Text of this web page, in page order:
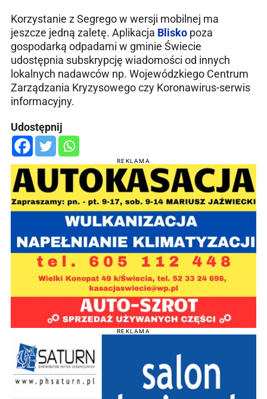
Korzystanie z Segrego w wersji mobilnej ma
jeszcze jedną zaletę. Aplikacja Blisko poza
gospodarką odpadami w gminie Świecie
udostępnia subskrypcję wiadomości od innych
lokalnych nadawców np. Wojewódzkiego Centrum
Zarządzania Kryzysowego czy Koronawirus-serwis
informacyjny.
Udostępnij
REKLAMA
REKLAMA